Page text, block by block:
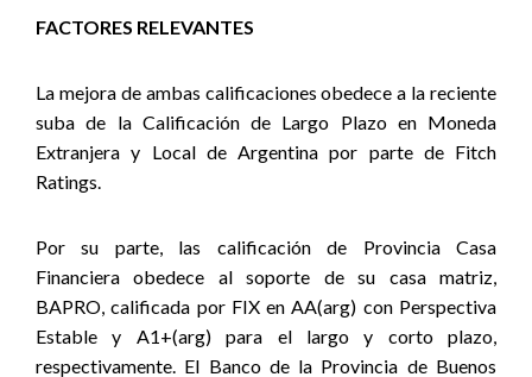
FACTORES RELEVANTES
La mejora de ambas calificaciones obedece a la reciente
suba de la Calificación de Largo Plazo en Moneda
Extranjera y Local de Argentina por parte de Fitch
Ratings.
Por su parte, las calificación de Provincia Casa
Financiera obedece al soporte de su casa matriz,
BAPRO, calificada por FIX en AA(arg) con Perspectiva
Estable y A1+(arg) para el largo y corto plazo,
respectivamente. El Banco de la Provincia de Buenos